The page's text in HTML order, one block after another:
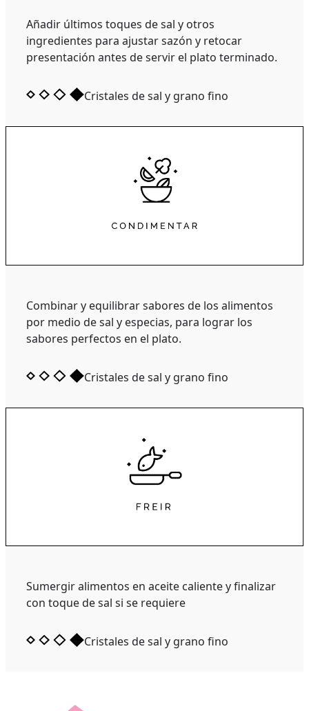
Añadir últimos toques de sal y otros
ingredientes para ajustar sazón y retocar
presentación antes de servir el plato terminado.
Cristales de sal y grano fino
Combinar y equilibrar sabores de los alimentos
por medio de sal y especias, para lograr los
sabores perfectos en el plato.
Cristales de sal y grano fino
Sumergir alimentos en aceite caliente y finalizar
con toque de sal si se requiere
Cristales de sal y grano fino